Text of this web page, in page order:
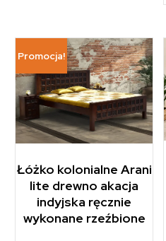
Promocja!
Łóżko kolonialne Arani
lite drewno akacja
indyjska ręcznie
wykonane rzeźbione